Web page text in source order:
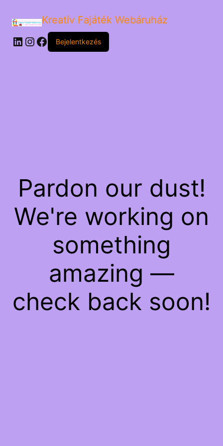
Kreatív Fajáték Webáruház
LinkedIn
Instagram
Facebook
Bejelentkezés
Pardon our dust!
We're working on
something
amazing —
check back soon!